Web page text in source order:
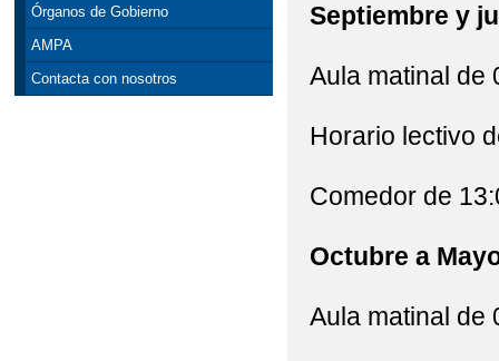
Órganos de Gobierno
AMPA
Contacta con nosotros
Septiembre y
Aula matinal de
Horario lectivo
Comedor de
Octubre a
Aula matinal de